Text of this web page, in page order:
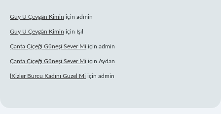
Guy U Çevgân Kimin için admin
Guy U Çevgân Kimin için Işıl
Çanta Çiçeği Güneşi Sever Mi için admin
Çanta Çiçeği Güneşi Sever Mi için Aydan
İKizler Burcu Kadını Guzel Mi için admin